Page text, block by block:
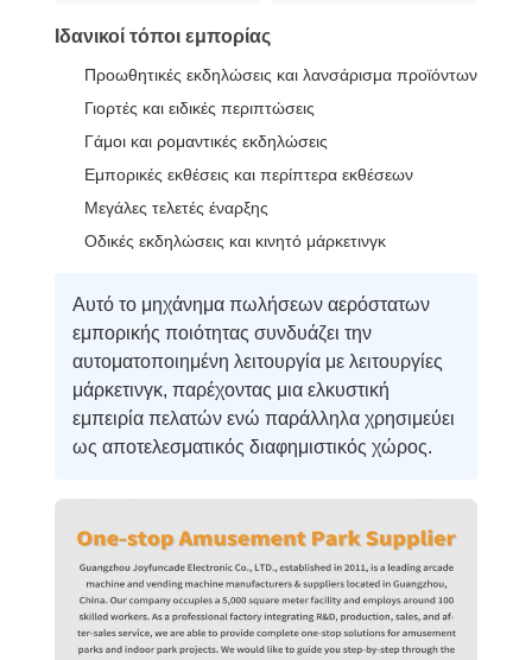
Ιδανικοί τόποι εμπορίας
Προωθητικές εκδηλώσεις και λανσάρισμα προϊόντων
Γιορτές και ειδικές περιπτώσεις
Γάμοι και ρομαντικές εκδηλώσεις
Εμπορικές εκθέσεις και περίπτερα εκθέσεων
Μεγάλες τελετές έναρξης
Οδικές εκδηλώσεις και κινητό μάρκετινγκ
Αυτό το μηχάνημα πωλήσεων αερόστατων
εμπορικής ποιότητας συνδυάζει την
αυτοματοποιημένη λειτουργία με λειτουργίες
μάρκετινγκ, παρέχοντας μια ελκυστική
εμπειρία πελατών ενώ παράλληλα χρησιμεύει
ως αποτελεσματικός διαφημιστικός χώρος.